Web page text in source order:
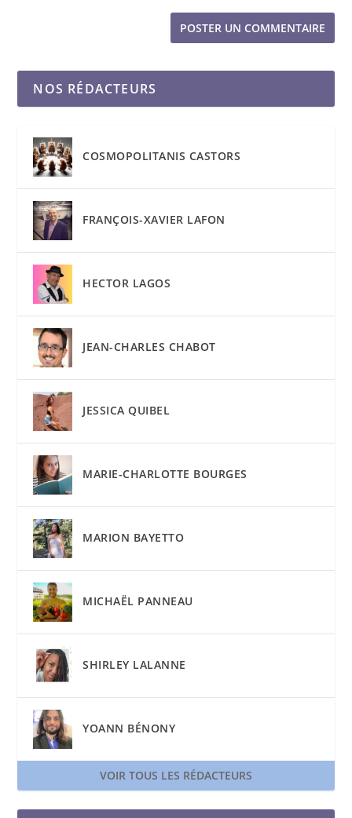
NOS RÉDACTEURS
COSMOPOLITANIS CASTORS
FRANÇOIS-XAVIER LAFON
HECTOR LAGOS
JEAN-CHARLES CHABOT
JESSICA QUIBEL
MARIE-CHARLOTTE BOURGES
MARION BAYETTO
MICHAËL PANNEAU
SHIRLEY LALANNE
YOANN BÉNONY
VOIR TOUS LES RÉDACTEURS